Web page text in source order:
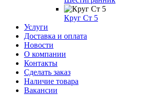
Круг Ст 5
Услуги
Доставка и оплата
Новости
О компании
Контакты
Сделать заказ
Наличие товара
Вакансии